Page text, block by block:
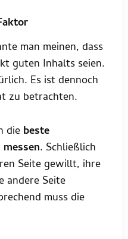
man meinen, dass
guten Inhalts seien.
Es ist dennoch
zu betrachten.
die beste
. Schließlich
Seite gewillt, ihre
andere Seite
muss die